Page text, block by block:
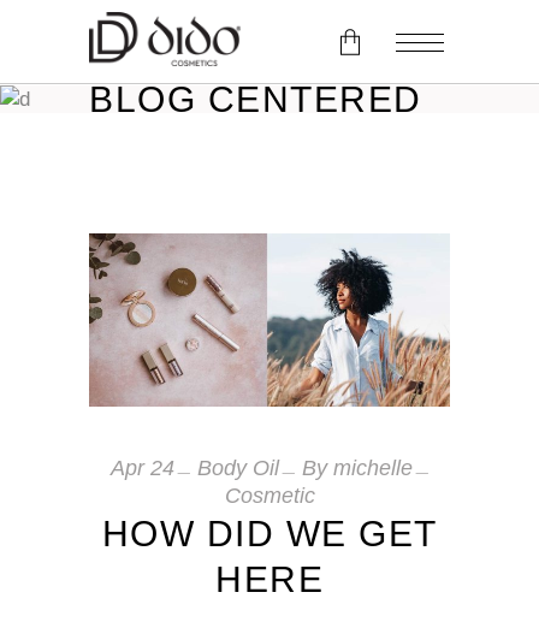
BLOG CENTERED
Apr 24 Body Oil By michelle
Cosmetic
HOW DID WE GET
HERE